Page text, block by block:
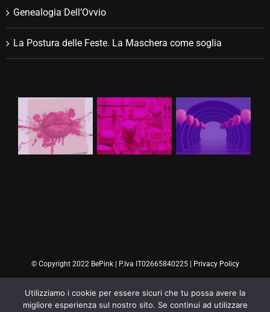
Genealogia Dell’Ovvio
La Postura delle Feste. La Maschera come soglia
© Copyright 2022 BePink | P.Iva IT02665840225 | Privacy Policy
Utilizziamo i cookie per essere sicuri che tu possa avere la
migliore esperienza sul nostro sito. Se continui ad utilizzare